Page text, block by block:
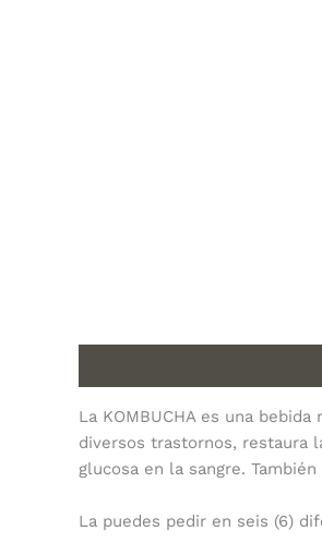
La KOMBUCHA es una
diversos trastornos, restaura
glucosa en la sangre.
La puedes pedir en seis (6)